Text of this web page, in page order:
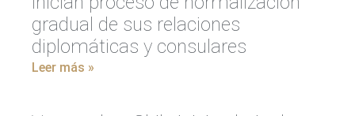
gradual de sus relaciones
diplomáticas y consulares
Leer más »